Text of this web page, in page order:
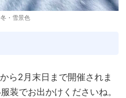
冬・雪景色
ら2月末日まで開催されま
装でお出かけくださいね。